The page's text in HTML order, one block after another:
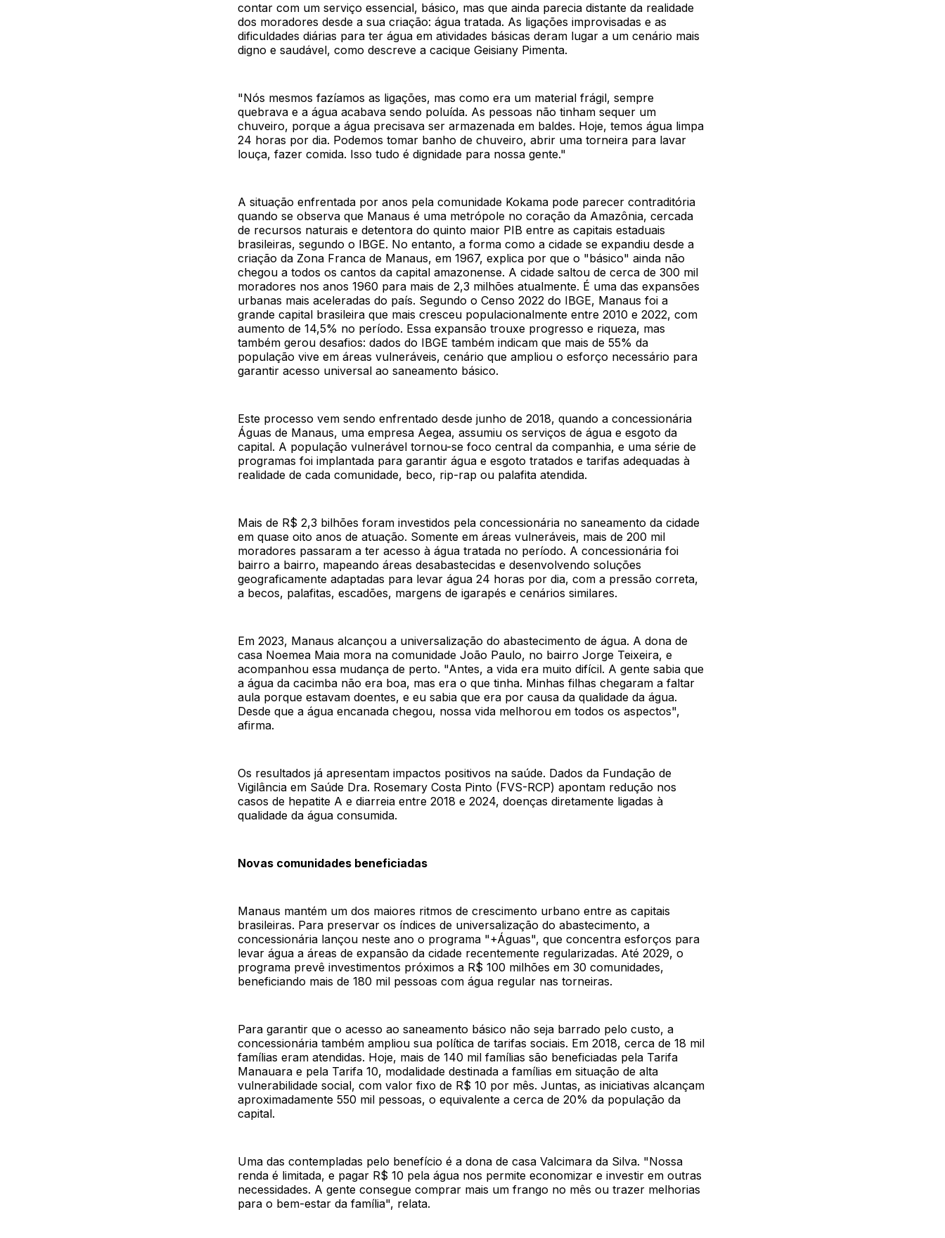
contar com um serviço essencial, básico, mas que ainda parecia distante da realidade
dos moradores desde a sua criação: água tratada. As ligações improvisadas e as
dificuldades diárias para ter água em atividades básicas deram lugar a um cenário mais
digno e saudável, como descreve a cacique Geisiany Pimenta.
"Nós mesmos fazíamos as ligações, mas como era um material frágil, sempre
quebrava e a água acabava sendo poluída. As pessoas não tinham sequer um
chuveiro, porque a água precisava ser armazenada em baldes. Hoje, temos água limpa
24 horas por dia. Podemos tomar banho de chuveiro, abrir uma torneira para lavar
louça, fazer comida. Isso tudo é dignidade para nossa gente."
A situação enfrentada por anos pela comunidade Kokama pode parecer contraditória
quando se observa que Manaus é uma metrópole no coração da Amazônia, cercada
de recursos naturais e detentora do quinto maior PIB entre as capitais estaduais
brasileiras, segundo o IBGE. No entanto, a forma como a cidade se expandiu desde a
criação da Zona Franca de Manaus, em 1967, explica por que o "básico" ainda não
chegou a todos os cantos da capital amazonense. A cidade saltou de cerca de 300 mil
moradores nos anos 1960 para mais de 2,3 milhões atualmente. É uma das expansões
urbanas mais aceleradas do país. Segundo o Censo 2022 do IBGE, Manaus foi a
grande capital brasileira que mais cresceu populacionalmente entre 2010 e 2022, com
aumento de 14,5% no período. Essa expansão trouxe progresso e riqueza, mas
também gerou desafios: dados do IBGE também indicam que mais de 55% da
população vive em áreas vulneráveis, cenário que ampliou o esforço necessário para
garantir acesso universal ao saneamento básico.
Este processo vem sendo enfrentado desde junho de 2018, quando a concessionária
Águas de Manaus, uma empresa Aegea, assumiu os serviços de água e esgoto da
capital. A população vulnerável tornou-se foco central da companhia, e uma série de
programas foi implantada para garantir água e esgoto tratados e tarifas adequadas à
realidade de cada comunidade, beco, rip-rap ou palafita atendida.
Mais de R$ 2,3 bilhões foram investidos pela concessionária no saneamento da cidade
em quase oito anos de atuação. Somente em áreas vulneráveis, mais de 200 mil
moradores passaram a ter acesso à água tratada no período. A concessionária foi
bairro a bairro, mapeando áreas desabastecidas e desenvolvendo soluções
geograficamente adaptadas para levar água 24 horas por dia, com a pressão correta,
a becos, palafitas, escadões, margens de igarapés e cenários similares.
Em 2023, Manaus alcançou a universalização do abastecimento de água. A dona de
casa Noemea Maia mora na comunidade João Paulo, no bairro Jorge Teixeira, e
acompanhou essa mudança de perto. "Antes, a vida era muito difícil. A gente sabia que
a água da cacimba não era boa, mas era o que tinha. Minhas filhas chegaram a faltar
aula porque estavam doentes, e eu sabia que era por causa da qualidade da água.
Desde que a água encanada chegou, nossa vida melhorou em todos os aspectos",
afirma.
Os resultados já apresentam impactos positivos na saúde. Dados da Fundação de
Vigilância em Saúde Dra. Rosemary Costa Pinto (FVS-RCP) apontam redução nos
casos de hepatite A e diarreia entre 2018 e 2024, doenças diretamente ligadas à
qualidade da água consumida.
Novas comunidades beneficiadas
Manaus mantém um dos maiores ritmos de crescimento urbano entre as capitais
brasileiras. Para preservar os índices de universalização do abastecimento, a
concessionária lançou neste ano o programa "+Águas", que concentra esforços para
levar água a áreas de expansão da cidade recentemente regularizadas. Até 2029, o
programa prevê investimentos próximos a R$ 100 milhões em 30 comunidades,
beneficiando mais de 180 mil pessoas com água regular nas torneiras.
Para garantir que o acesso ao saneamento básico não seja barrado pelo custo, a
concessionária também ampliou sua política de tarifas sociais. Em 2018, cerca de 18 mil
famílias eram atendidas. Hoje, mais de 140 mil famílias são beneficiadas pela Tarifa
Manauara e pela Tarifa 10, modalidade destinada a famílias em situação de alta
vulnerabilidade social, com valor fixo de R$ 10 por mês. Juntas, as iniciativas alcançam
aproximadamente 550 mil pessoas, o equivalente a cerca de 20% da população da
capital.
Uma das contempladas pelo benefício é a dona de casa Valcimara da Silva. "Nossa
renda é limitada, e pagar R$ 10 pela água nos permite economizar e investir em outras
necessidades. A gente consegue comprar mais um frango no mês ou trazer melhorias
para o bem-estar da família", relata.